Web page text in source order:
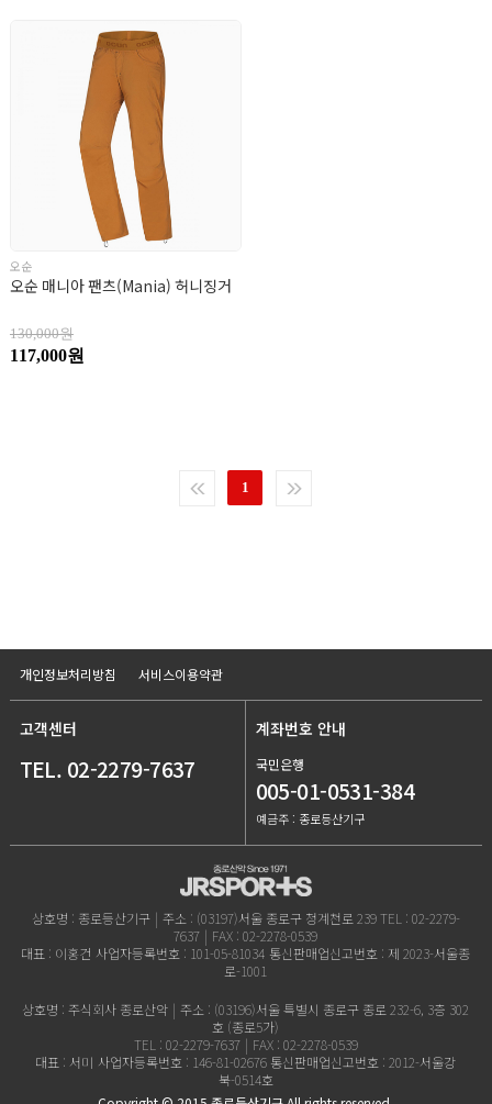
오순
오순 매니아 팬츠(Mania) 허니징거
130,000원
117,000원
1
개인정보처리방침 서비스이용약관
상호명 : 종로등산기구 | 주소 : (03197)서울 종로구 청계천로 239TEL : 02-2279-
7637 | FAX : 02-2278-0539
대표 : 이홍건 사업자등록번호 : 101-05-81034 통신판매업신고번호 : 제 2023-서울종
로-1001
상호명 : 주식회사 종로산악 | 주소 : (03196)서울 특별시 종로구 종로 232-6, 3층 302
호 (종로5가)
TEL : 02-2279-7637 | FAX : 02-2278-0539
대표 : 서미 사업자등록번호 : 146-81-02676 통신판매업신고번호 : 2012-서울강
북-0514호
고객센터
TEL. 02-2279-7637
계좌번호 안내
국민은행
005-01-0531-384
예금주 : 종로등산기구